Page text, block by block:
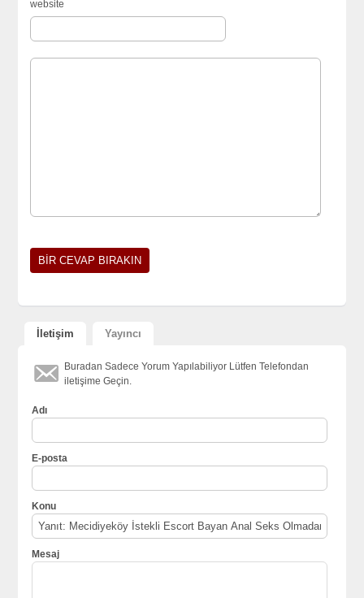
website
İletişim Yayıncı
Buradan Sadece Yorum Yapılabiliyor Lütfen Telefondan
iletişime Geçin.
Adı
E-posta
Konu
Mesaj